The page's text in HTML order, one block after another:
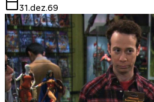
31.dez.69